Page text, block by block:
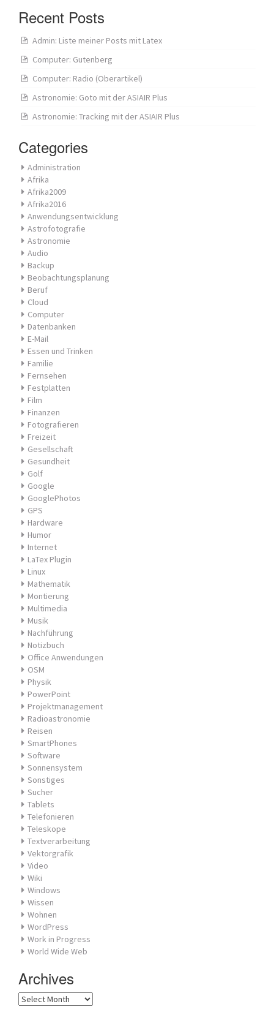
Recent Posts
Admin: Liste meiner Posts mit Latex
Computer: Gutenberg
Computer: Radio (Oberartikel)
Astronomie: Goto mit der ASIAIR Plus
Astronomie: Tracking mit der ASIAIR Plus
Categories
Administration
Afrika
Afrika2009
Afrika2016
Anwendungsentwicklung
Astrofotografie
Astronomie
Audio
Backup
Beobachtungsplanung
Beruf
Cloud
Computer
Datenbanken
E-Mail
Essen und Trinken
Familie
Fernsehen
Festplatten
Film
Finanzen
Fotografieren
Freizeit
Gesellschaft
Gesundheit
Golf
Google
GooglePhotos
GPS
Hardware
Humor
Internet
LaTex Plugin
Linux
Mathematik
Montierung
Multimedia
Musik
Nachführung
Notizbuch
Office Anwendungen
OSM
Physik
PowerPoint
Projektmanagement
Radioastronomie
Reisen
SmartPhones
Software
Sonnensystem
Sonstiges
Sucher
Tablets
Telefonieren
Teleskope
Textverarbeitung
Vektorgrafik
Video
Wiki
Windows
Wissen
Wohnen
WordPress
Work in Progress
World Wide Web
Archives
Archives